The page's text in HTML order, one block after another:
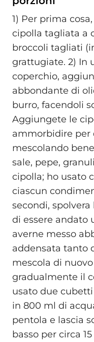
1) Per prima
cipolla tagliata a
broccoli tagliati
grattugiate. 2) In
coperchio,
abbondante di
burro, facendoli
Aggiungete le
ammorbidire per
mescolando
sale, pepe,
cipolla; ho usato
ciascun
secondi,
di essere andato
averne messo
addensata tanto
mescola di
gradualmente il
usato due
in 800 ml di
pentola e lascia
basso per circa